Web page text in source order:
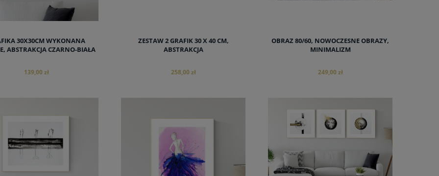
30X30CM WYKONANA
ABSTRAKCJA CZARNO-BIAŁA
139,00 zł
ZESTAW 2 GRAFIK 30 X 40 CM,
ABSTRAKCJA
258,00 zł
OBRAZ 80/60, NOWOCZESNE OBRAZY,
MINIMALIZM
249,00 zł